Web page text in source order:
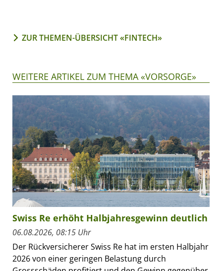
ZUR THEMEN-ÜBERSICHT «FINTECH»
WEITERE ARTIKEL ZUM THEMA «VORSORGE»
Swiss Re erhöht Halbjahresgewinn deutlich
06.08.2026, 08:15 Uhr
Der Rückversicherer Swiss Re hat im ersten Halbjahr
2026 von einer geringen Belastung durch